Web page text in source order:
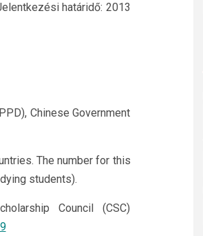
határidő: 2013
Chinese Government
The number for this
students).
Council (CSC)